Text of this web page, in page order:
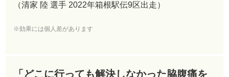
（清家 陸 選手 2022年箱根駅伝9区出走）
※効果には個人差があります
「どこに行っても解決しなかった脇腹痛を